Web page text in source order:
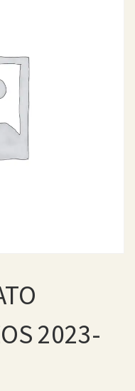
2023-